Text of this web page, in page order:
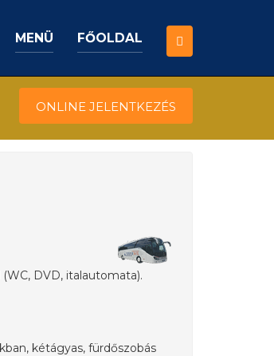
MENÜ FŐOLDAL
ONLINE JELENTKEZÉS
DVD, italautomata).
kétágyas, fürdőszobás